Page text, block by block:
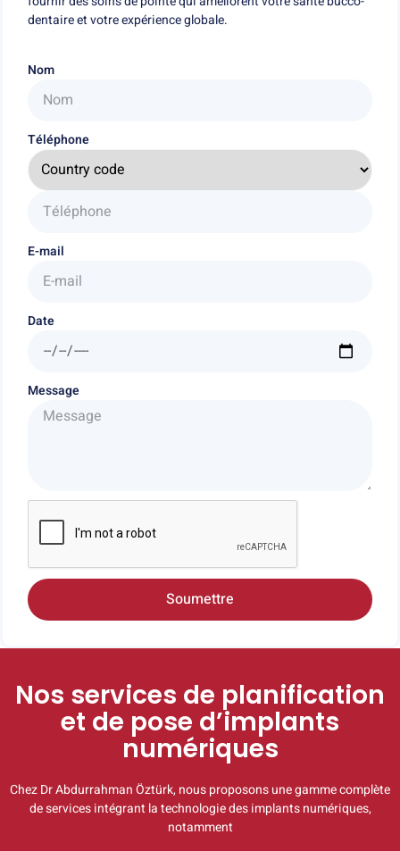
dentaire et votre expérience globale.
Nom
Téléphone
E-mail
Date
Message
Soumettre
Nos services de planification
et de pose d’implants
numériques
Chez Dr Abdurrahman Öztürk, nous proposons une gamme complète
de services intégrant la technologie des implants numériques,
notamment